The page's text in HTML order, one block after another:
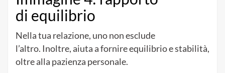
di equilibrio
Nella tua relazione, uno non esclude
l’altro. Inoltre, aiuta a fornire equilibrio e stabilità,
oltre alla pazienza personale.